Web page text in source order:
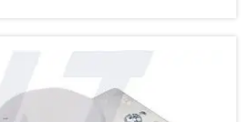
分な強度を備えています。